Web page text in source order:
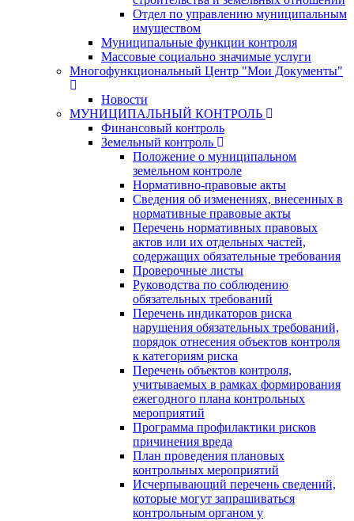
Отдел по управлению муниципальным
имуществом
Муниципальные функции контроля
Массовые социально значимые услуги
Многофункциональный Центр "Мои Документы"
Новости
МУНИЦИПАЛЬНЫЙ КОНТРОЛЬ
Финансовый контроль
Земельный контроль
Положение о муниципальном
земельном контроле
Нормативно-правовые акты
Сведения об изменениях, внесенных в
нормативные правовые акты
Перечень нормативных правовых
актов или их отдельных частей,
содержащих обязательные требования
Проверочные листы
Руководства по соблюдению
обязательных требований
Перечень индикаторов риска
нарушения обязательных требований,
порядок отнесения объектов контроля
к категориям риска
Перечень объектов контроля,
учитываемых в рамках формирования
ежегодного плана контрольных
мероприятий
Программа профилактики рисков
причинения вреда
План проведения плановых
контрольных мероприятий
Исчерпывающий перечень сведений,
которые могут запрашиваться
контрольным органом у